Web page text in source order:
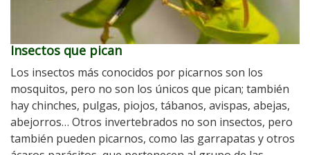
Insectos que pican
Los insectos más conocidos por picarnos son los
mosquitos, pero no son los únicos que pican; también
hay chinches, pulgas, piojos, tábanos, avispas, abejas,
abejorros… Otros invertebrados no son insectos, pero
también pueden picarnos, como las garrapatas y otros